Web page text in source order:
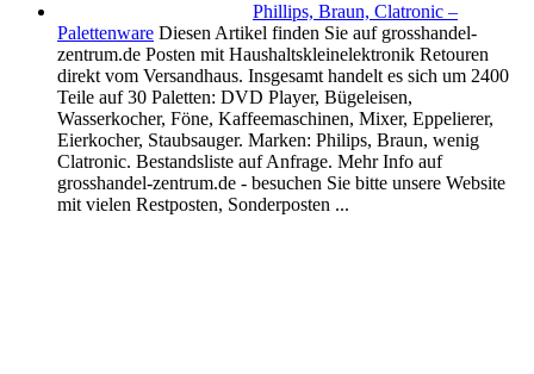
Phillips, Braun, Clatronic –
Palettenware Diesen Artikel finden Sie auf grosshandel-
zentrum.de Posten mit Haushaltskleinelektronik Retouren
direkt vom Versandhaus. Insgesamt handelt es sich um 2400
Teile auf 30 Paletten: DVD Player, Bügeleisen,
Wasserkocher, Föne, Kaffeemaschinen, Mixer, Eppelierer,
Eierkocher, Staubsauger. Marken: Philips, Braun, wenig
Clatronic. Bestandsliste auf Anfrage. Mehr Info auf
grosshandel-zentrum.de - besuchen Sie bitte unsere Website
mit vielen Restposten, Sonderposten ...